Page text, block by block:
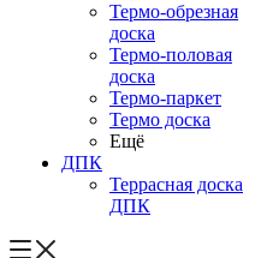
Термо-обрезная
доска
Термо-половая
доска
Термо-паркет
Термо доска
Ещё
ДПК
Террасная доска
ДПК